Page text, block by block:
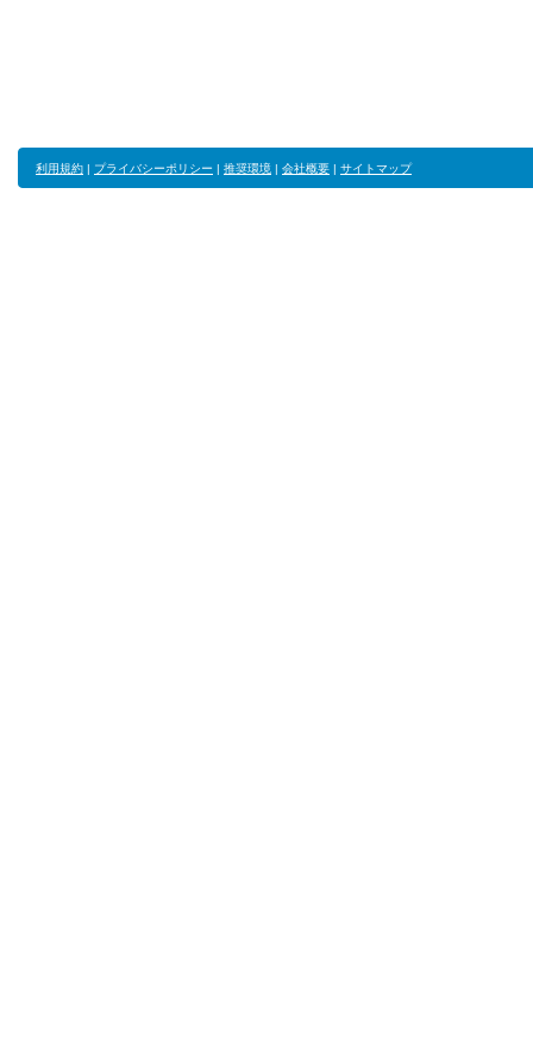
利用規約 | プライバシーポリシー | 推奨環境 | 会社概要 | サイトマップ